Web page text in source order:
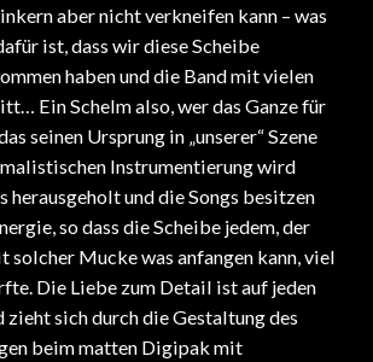
aber nicht verkneifen kann – was
ist, dass wir diese Scheibe
haben und die Band mit vielen
Ein Schelm also, wer das Ganze für
seinen Ursprung in „unserer“ Szene
Instrumentierung wird
herausgeholt und die Songs besitzen
so dass die Scheibe jedem, der
solcher Mucke was anfangen kann, viel
Die Liebe zum Detail ist auf jeden
zieht sich durch die Gestaltung des
beim matten Digipak mit